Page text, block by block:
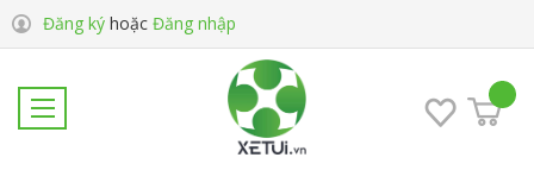
Đăng ký hoặc Đăng nhập